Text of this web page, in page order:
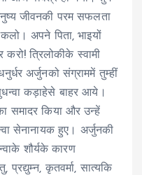
जीवनकी परम सफलता
अपने पिता, भाइयों
त्रिलोकीके स्वामी
अर्जुनको संग्राममें तुम्हीं
कड़ाहेसे बाहर आये।
समादर किया और उन्हें
सेनानायक हुए। अर्जुनकी
शौर्यके कारण
कृतवर्मा, सात्यकि